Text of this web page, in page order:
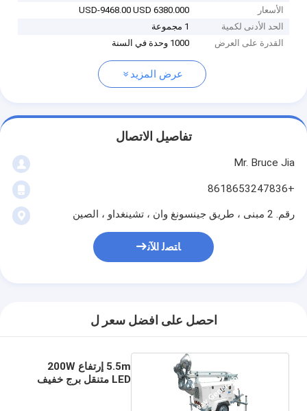
الأسعار
6380.000 USD-9468.00 USD
الحد الأدنى لكمية
1 مجموعة
القدرة على العرض
1000 وحدة في السنة
عرض المزيد
تفاصيل الاتصال
Mr. Bruce Jia
+8618653247836
رقم. 2 مبنى ، طريق جينسونغ وان ، تشينغداو ، الصين
ﺎﺘﺼﻟ ﺍﻶﻧ
احصل على افضل سعر ل
5.5m إرتفاع 200W
LED متنقل برج خفيف